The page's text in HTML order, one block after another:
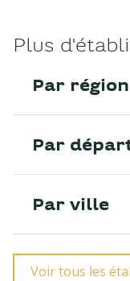
Plus
Par région
Par
Par ville
Voir tous les